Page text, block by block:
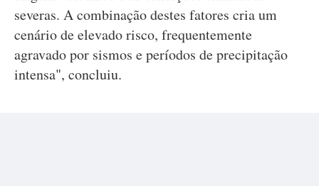
severas. A combinação destes fatores cria um
cenário de elevado risco, frequentemente
agravado por sismos e períodos de precipitação
intensa", concluiu.